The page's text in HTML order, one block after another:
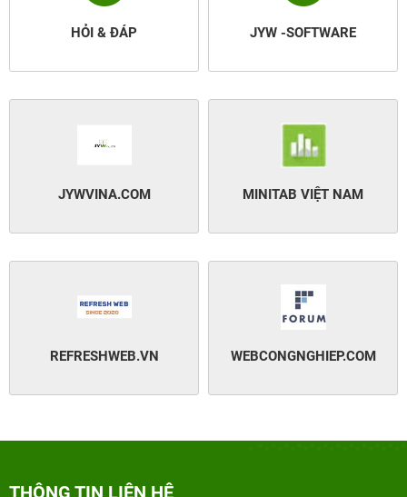
HỎI & ĐÁP JYW -SOFTWARE
JYWVINA.COM MINITAB VIỆT NAM
REFRESHWEB.VN WEBCONGNGHIEP.COM
THÔNG TIN LIÊN HỆ